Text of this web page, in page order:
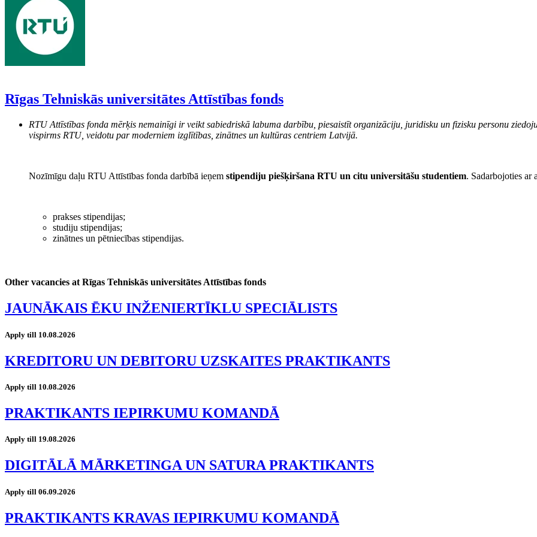
Rīgas Tehniskās universitātes Attīstības fonds
RTU Attīstības fonda mērķis nemainīgi ir veikt sabiedriskā labuma darbību, piesaistīt organizāciju, juridisku un fizisku personu
vispirms RTU, veidotu par moderniem izglītības, zinātnes un kultūras centriem Latvijā.
Nozīmīgu daļu RTU Attīstības fonda darbībā ieņem stipendiju piešķiršana RTU un citu universitāšu studentiem. Sadarbojoties ar
prakses stipendijas;
studiju stipendijas;
zinātnes un pētniecības stipendijas.
Other vacancies at Rīgas Tehniskās universitātes Attīstības fonds
JAUNĀKAIS ĒKU INŽENIERTĪKLU SPECIĀLISTS
Apply till 10.08.2026
KREDITORU UN DEBITORU UZSKAITES PRAKTIKANTS
Apply till 10.08.2026
PRAKTIKANTS IEPIRKUMU KOMANDĀ
Apply till 19.08.2026
DIGITĀLĀ MĀRKETINGA UN SATURA PRAKTIKANTS
Apply till 06.09.2026
PRAKTIKANTS KRAVAS IEPIRKUMU KOMANDĀ